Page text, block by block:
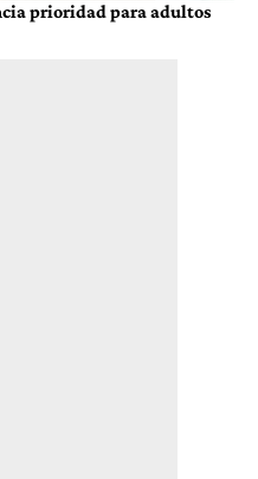
prioridad para adultos